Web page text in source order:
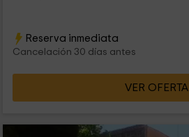
Reserva inmediata
Cancelación 30 días antes
VER OFERTA